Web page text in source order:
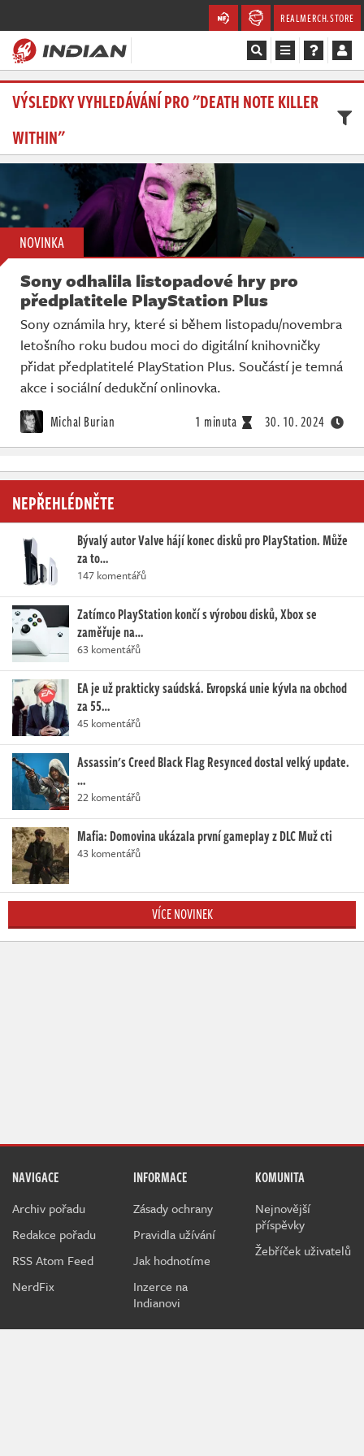
REALMERCH.STORE
Magazín
Recenze
Soutěže
Databáze
Komunita
Redakce
Živě
VÝSLEDKY VYHLEDÁVÁNÍ PRO "DEATH NOTE KILLER
WITHIN"
NOVINKA
Sony odhalila listopadové hry pro
předplatitele PlayStation Plus
Sony oznámila hry, které si během listopadu/novembra
letošního roku budou moci do digitální knihovničky
přidat předplatitelé PlayStation Plus. Součástí je temná
akce i sociální dedukční onlinovka.
Michal Burian 1 minuta 30. 10. 2024
NEPŘEHLÉDNĚTE
Bývalý autor Valve hájí konec disků pro PlayStation. Může
za to…
147 komentářů
Zatímco PlayStation končí s výrobou disků, Xbox se
zaměřuje na…
63 komentářů
EA je už prakticky saúdská. Evropská unie kývla na obchod
za 55…
45 komentářů
Assassin's Creed Black Flag Resynced dostal velký update.
…
22 komentářů
Mafia: Domovina ukázala první gameplay z DLC Muž cti
43 komentářů
VÍCE NOVINEK
NAVIGACE
Archiv pořadu
Redakce pořadu
RSS Atom Feed
NerdFix
INFORMACE
Zásady ochrany
Pravidla užívání
Jak hodnotíme
Inzerce na
Indianovi
KOMUNITA
Nejnovější
příspěvky
Žebříček uživatelů